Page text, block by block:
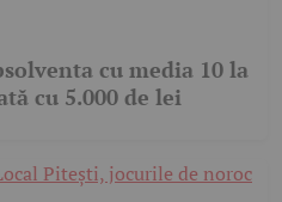
cu media 10 la
cu 5.000 de lei